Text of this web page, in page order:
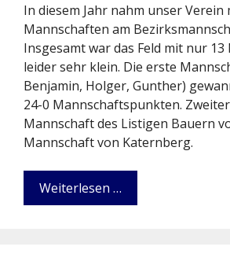
In diesem Jahr nahm unser Verein
Mannschaften am
Insgesamt war das Feld mit nur
leider sehr klein. Die erste
Benjamin, Holger, Gunther)
24-0 Mannschaftspunkten.
Mannschaft des Listigen Bauern
Mannschaft von Katernberg.
Weiterlesen …